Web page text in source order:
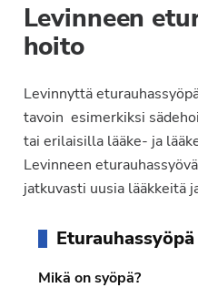
Levinneen
hoito
Levinnyttä
tavoin esimerkiksi
tai erilaisilla lääke- ja
Levinneen
jatkuvasti uusia lääkkeitä
sivupalkki
Eturauhassyöpä
Mikä on syöpä?